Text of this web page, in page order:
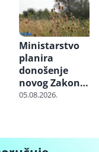
Ministarstvo
planira
donošenje
novog Zakona
o klimatskim
05.08.2026.